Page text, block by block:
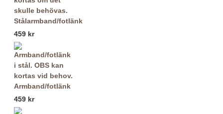
Stålarmband/fotlänk
459 kr
Armband/fotlänk
459 kr